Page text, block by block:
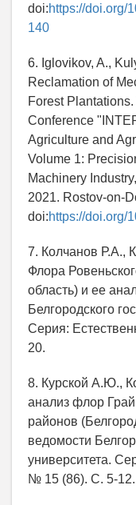
doi:https://doi.org/
140
6. Iglovikov, A.,
Reclamation of
Forest
Conference
Agriculture and
Volume 1:
Machinery
2021. Rostov-on-
doi:https://doi.org/
7. Колчанов Р.А.,
Флора
область) и ее
Белгородского
Серия:
20.
8. Курской А.Ю.,
анализ флор
районов
ведомости
университета.
№ 15 (86). С. 5-12.